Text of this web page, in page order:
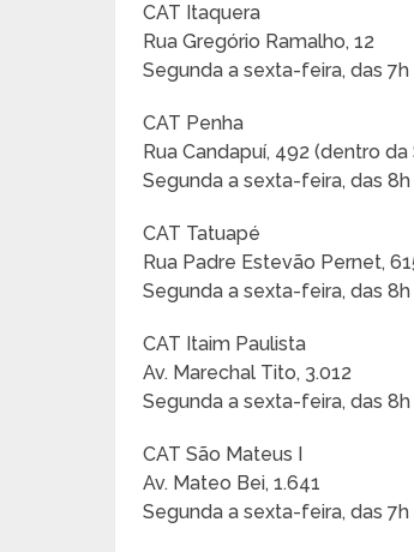
CAT Itaquera
Rua Gregório Ramalho, 12
Segunda a sexta-feira, das 7h
CAT Penha
Rua Candapuí, 492 (dentro
Segunda a sexta-feira, das 8h
CAT Tatuapé
Rua Padre Estevão Pernet,
Segunda a sexta-feira, das 8h
CAT Itaim Paulista
Av. Marechal Tito, 3.012
Segunda a sexta-feira, das 8h
CAT São Mateus I
Av. Mateo Bei, 1.641
Segunda a sexta-feira, das 7h